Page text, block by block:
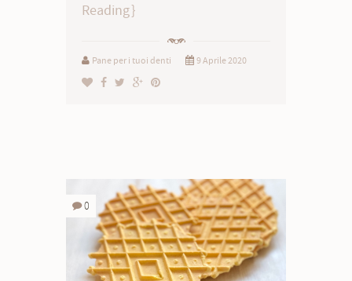
Reading
Pane per i tuoi denti 9 Aprile 2020
0